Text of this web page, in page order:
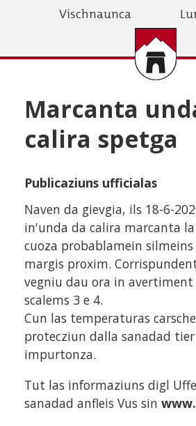
Vischnaunca
Marcanta
calira spetga
Publicaziuns ufficialas
Naven da gievgia, ils 18-6-
in'unda da calira marcanta la
cuoza probablamein
margis proxim.
vegniu dau ora in
scalems 3 e 4.
Cun las temperaturas
protecziun dalla sanadad
impurtonza.
Tut las informaziuns digl
sanadad anfleis Vus sin